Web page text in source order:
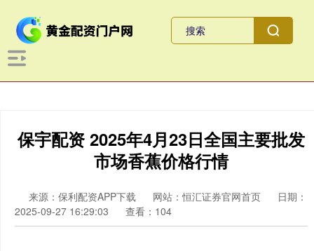
保宇配资 2025年4月23日全国主要批发
市场香蕉价格行情
来源：保利配资APP下载 网站：恒汇证券官网首页
日期：
2025-09-27 16:29:03
查看：104